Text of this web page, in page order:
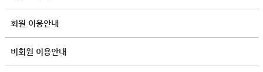
회원 이용안내
비회원 이용안내